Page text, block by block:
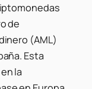
de
(AML)
Esta
la